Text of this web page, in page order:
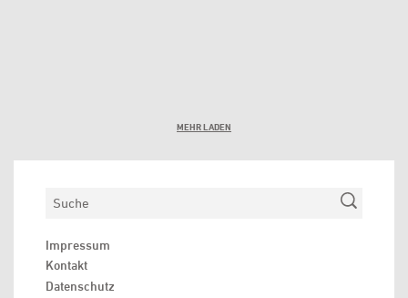
MEHR LADEN
Suchen
Impressum
Kontakt
Datenschutz